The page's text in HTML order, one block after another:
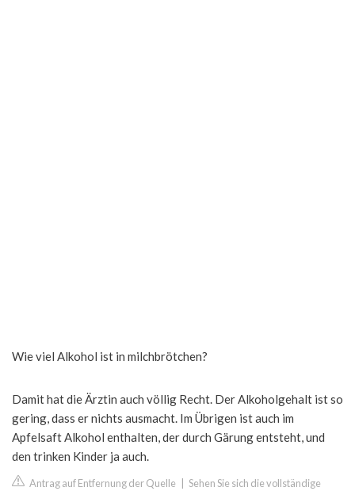
Wie viel Alkohol ist in milchbrötchen?
Damit hat die Ärztin auch völlig Recht. Der Alkoholgehalt ist so
gering, dass er nichts ausmacht. Im Übrigen ist auch im
Apfelsaft Alkohol enthalten, der durch Gärung entsteht, und
den trinken Kinder ja auch.
Antrag auf Entfernung der Quelle Sehen Sie sich die vollständige